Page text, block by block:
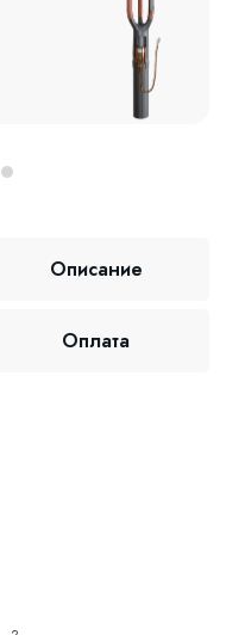
Описание
Оплата